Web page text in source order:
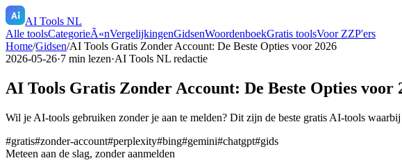
AI Tools NL
Alle toolsCategorieÃ«nVergelijkingenGidsenWoordenboekGratis toolsVoor ZZP'ers
Home/Gidsen/AI Tools Gratis Zonder Account: De Beste Opties voor 2026
2026-05-26·7 min lezen·AI Tools NL redactie
AI Tools Gratis Zonder Account: De Beste Opties voor
Wil je AI-tools gebruiken zonder je aan te melden? Dit zijn de beste gratis AI-tools
#gratis#zonder-account#perplexity#bing#gemini#chatgpt#gids
Meteen aan de slag, zonder aanmelden